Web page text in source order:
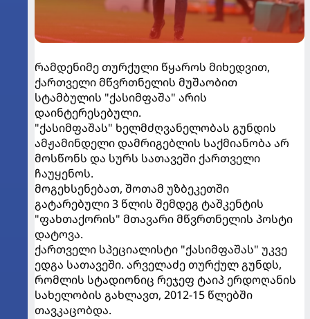
რამდენიმე თურქული წყაროს მიხედვით,
ქართველი მწვრთნელის მუშაობით
სტამბულის "ქასიმფაშა" არის
დაინტერესებული.
"ქასიმფაშას" ხელმძღვანელობას გუნდის
ამჟამინდელი დამრიგებლის საქმიანობა არ
მოსწონს და სურს სათავეში ქართველი
ჩაუყენოს.
მოგეხსენებათ, შოთამ უზბეკეთში
გატარებული 3 წლის შემდეგ ტაშკენტის
"ფახთაქორის" მთავარი მწვრთნელის პოსტი
დატოვა.
ქართველი სპეციალისტი "ქასიმფაშას" უკვე
ედგა სათავეში. არველაძე თურქულ გუნდს,
რომლის სტადიონიც რეჯეფ ტაიპ ერდოღანის
სახელობის გახლავთ, 2012-15 წლებში
თავკაცობდა.